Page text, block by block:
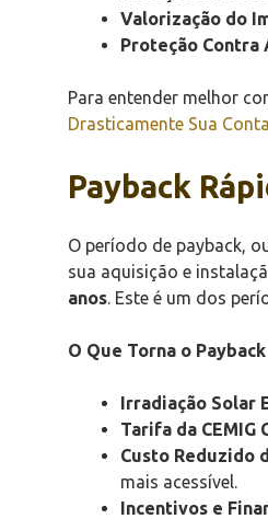
Valorização do
Proteção Contra
Para entender melhor
Drasticamente Sua
Payback
O período de payback,
sua aquisição e
anos . Este é um dos
O Que Torna o
Irradiação Solar
Tarifa da CEMIG
Custo Reduzido
mais acessível.
Incentivos e